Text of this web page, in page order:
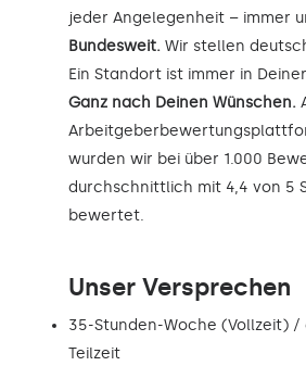
jeder Angelegenheit – immer
Bundesweit. Wir stellen
Ein Standort ist immer in
Ganz nach Deinen Wünschen.
wurden wir bei über 1.000
durchschnittlich mit 4,4 von 5
bewertet.
Unser Versprechen
35-Stunden-Woche (Vollzeit)
Teilzeit